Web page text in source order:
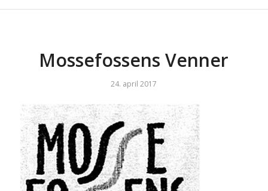
Mossefossens Venner
24. april 2017